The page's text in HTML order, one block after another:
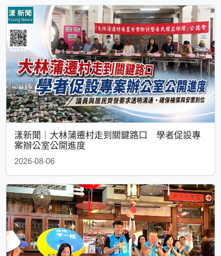
漾新聞｜大林蒲遷村走到關鍵路口 學者促設專
案辦公室公開進度
2026-08-06